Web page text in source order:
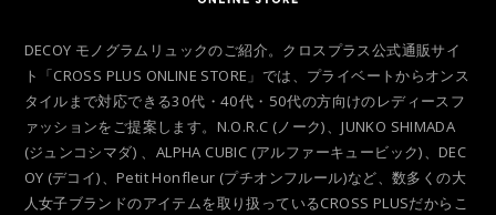
DECOY モノグラムリュックのご紹介。クロスプラス公式通販サイ
ト「CROSS PLUS ONLINE STORE」では、プライベートからオンス
タイルまで対応できる30代・40代・50代の方向けのレディースフ
ァッションをご提案します。N.O.R.C (ノーク)、JUNKO SHIMADA
(ジュンコシマダ) 、ALPHA CUBIC (アルファーキュービック)、DEC
OY (デコイ)、Petit Honfleur (プチオンフルール)など、数多くの大
人女子ブランドのアイテムを取り扱っているCROSS PLUSだからこ